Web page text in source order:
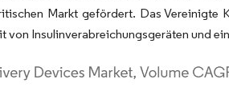
Markt gefördert. Das
von Insulinverabreichungsgeräten und